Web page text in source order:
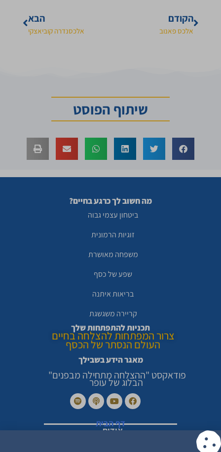
הקודם
אלכס פאנוב
הבא
אלכסנדרה קוביאצקי
שיתוף הפוסט
מה חשוב לך כרגע בחיים?
ביטחון עצמי גבוה
זוגיות הרמונית
משפחה מאושרת
שפע של כסף
בריאות איתנה
קריירה משגשגת
תכניות להתפתחות שלך
צרור המפתחות להצלחה בחיים
העולם הנסתר של הכסף
מאגר הידע בשבילך
פודאקסט "ההצלחה מתחילה מבפנים"
הבלוג של עופר
דף הבית
אודות